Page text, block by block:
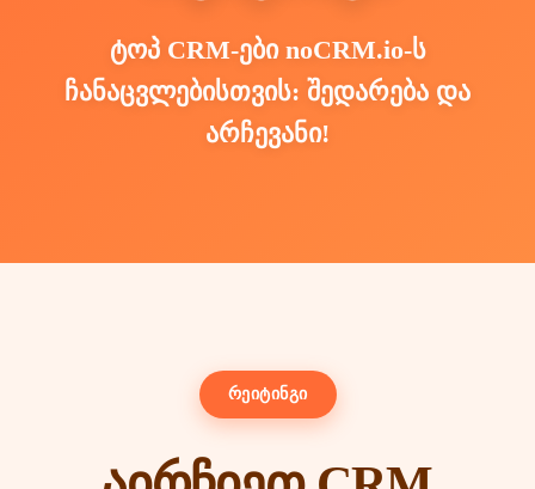
ტოპ CRM-ები noCRM.io-ს
ჩანაცვლებისთვის: შედარება და
არჩევანი!
რეიტინგი